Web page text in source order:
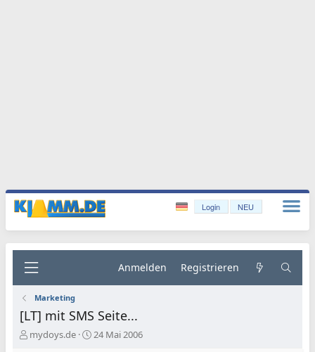
Login NEU
Anmelden Registrieren
Marketing
[LT] mit SMS Seite...
E
mydoys.de
E
24 Mai 2006